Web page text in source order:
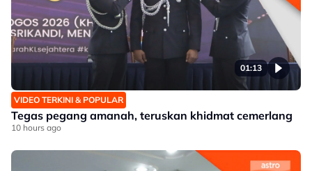
01:13
VIDEO TERKINI & POPULAR
Tegas pegang amanah, teruskan khidmat cemerlang
10 hours ago